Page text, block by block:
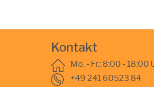
Kontakt
Mo. - Fr.: 8:00 - 18:00
+49 241 60523 84